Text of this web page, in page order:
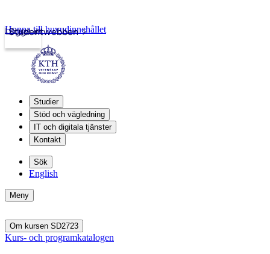
Studentwebben
Logga in
Hoppa till huvudinnehållet
Studier
Stöd och vägledning
IT och digitala tjänster
Kontakt
Sök
English
Meny
Om kursen SD2723
Kurs- och programkatalogen